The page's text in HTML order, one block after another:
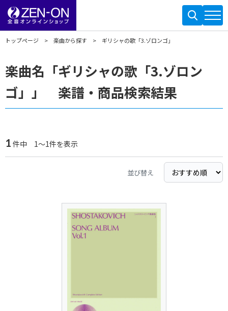
トップページ 楽曲から探す ギリシャの歌「3.ゾロンゴ」
楽曲名「ギリシャの歌「3.ゾロン
ゴ」」 楽譜・商品検索結果
1 件中 1～1件を表示
並び替え